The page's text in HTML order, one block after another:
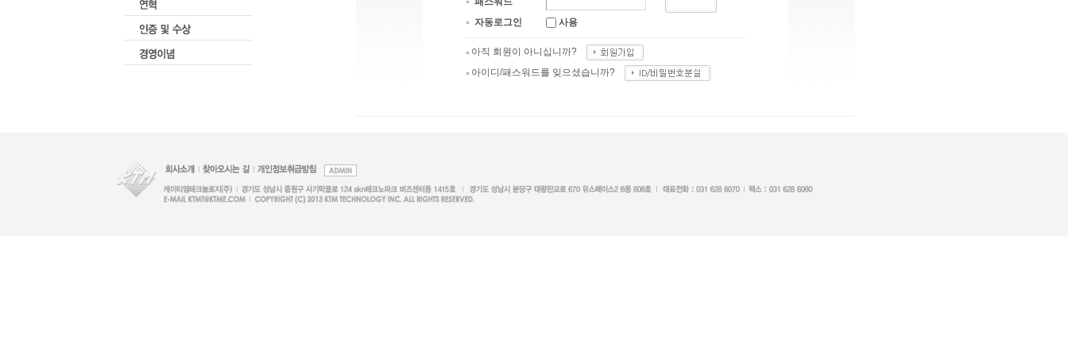
자동로그인
사용
아직 회원이 아니십니까?
아이디/패스워드를 잊으셨습니까?